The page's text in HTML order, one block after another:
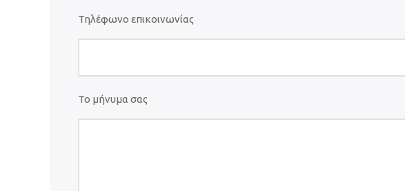
Τηλέφωνο επικοινωνίας
Το μήνυμα σας